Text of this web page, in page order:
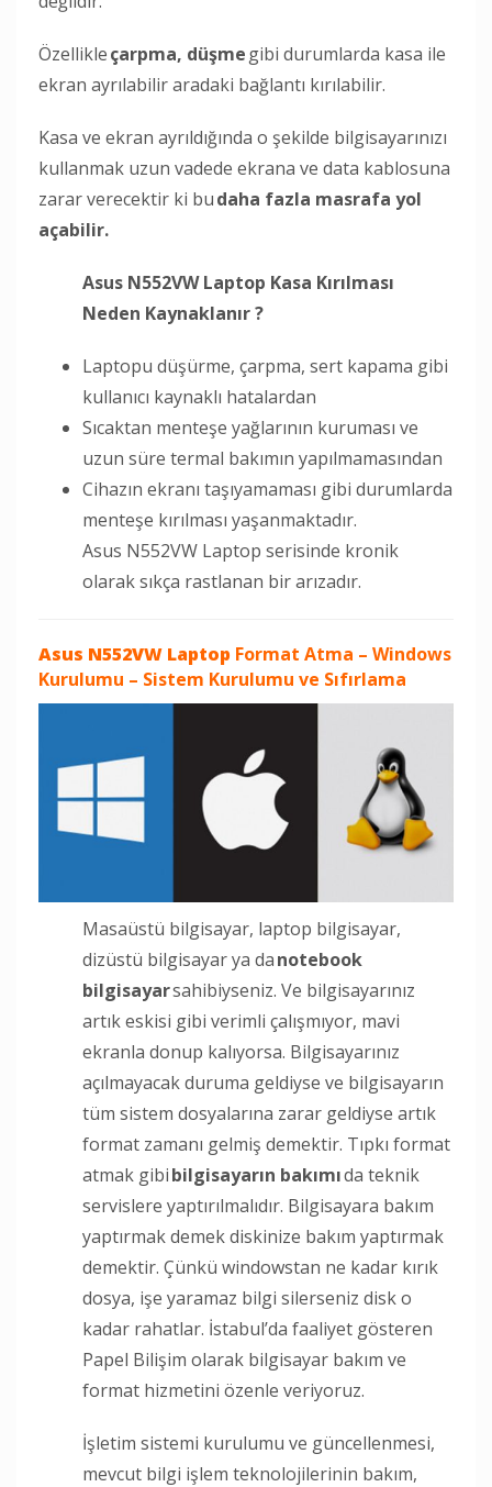
Özellikleçarpma, düşmegibi durumlarda kasa ile
ekran ayrılabilir aradaki bağlantı kırılabilir.
Kasa ve ekran ayrıldığında o şekilde bilgisayarınızı
kullanmak uzun vadede ekrana ve data kablosuna
zarar verecektir ki budaha fazla masrafa yol
açabilir.
Asus N552VW Laptop Kasa Kırılması
Neden Kaynaklanır ?
Laptopu düşürme, çarpma, sert kapama gibi
kullanıcı kaynaklı hatalardan
Sıcaktan menteşe yağlarının kuruması ve
uzun süre termal bakımın yapılmamasından
Cihazın ekranı taşıyamaması gibi durumlarda
menteşe kırılması yaşanmaktadır.
Asus N552VW Laptop serisinde kronik
olarak sıkça rastlanan bir arızadır.
Asus N552VW Laptop Format Atma – Windows
Kurulumu – Sistem Kurulumu ve Sıfırlama
Masaüstü bilgisayar, laptop bilgisayar,
dizüstü bilgisayar ya danotebook
bilgisayarsahibiyseniz. Ve bilgisayarınız
artık eskisi gibi verimli çalışmıyor, mavi
ekranla donup kalıyorsa. Bilgisayarınız
açılmayacak duruma geldiyse ve bilgisayarın
tüm sistem dosyalarına zarar geldiyse artık
format zamanı gelmiş demektir. Tıpkı format
atmak gibibilgisayarın bakımıda teknik
servislere yaptırılmalıdır. Bilgisayara bakım
yaptırmak demek diskinize bakım yaptırmak
demektir. Çünkü windowstan ne kadar kırık
dosya, işe yaramaz bilgi silerseniz disk o
kadar rahatlar. İstabul’da faaliyet gösteren
Papel Bilişim olarak bilgisayar bakım ve
format hizmetini özenle veriyoruz.
İşletim sistemi kurulumu ve güncellenmesi,
mevcut bilgi işlem teknolojilerinin bakım,